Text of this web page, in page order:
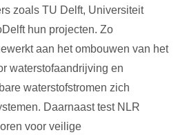
zoals TU Delft, Universiteit
hun projecten. Zo
aan het ombouwen van het
waterstofaandrijving en
waterstofstromen zich
Daarnaast test NLR
voor veilige